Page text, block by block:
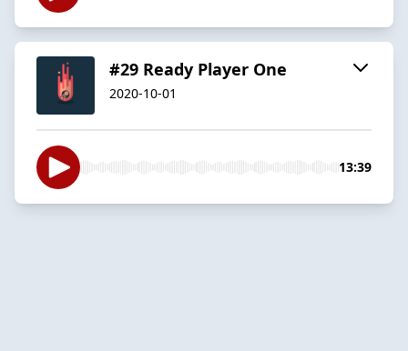
#29 Ready Player One
2020-10-01
13:39